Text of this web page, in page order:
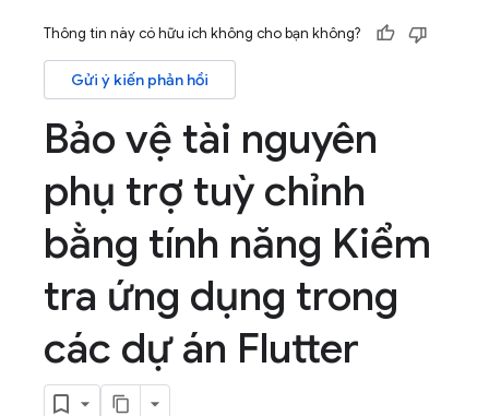
Thông tin này có hữu ích không cho bạn không?
Gửi ý kiến phản hồi
Bảo vệ tài nguyên
phụ trợ tuỳ chỉnh
bằng tính năng Kiểm
tra ứng dụng trong
các dự án Flutter